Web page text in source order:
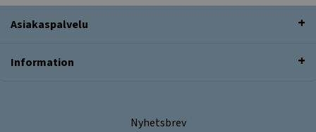
Asiakaspalvelu
Information
Nyhetsbrev